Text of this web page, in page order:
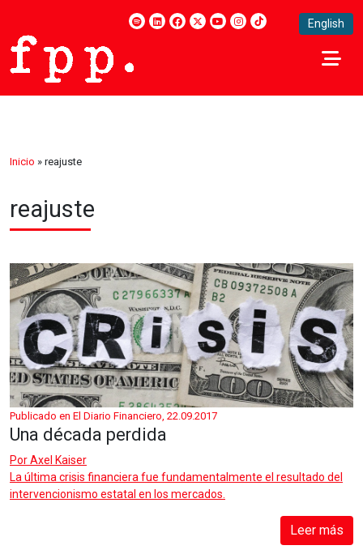
English
Inicio » reajuste
reajuste
Publicado en El Diario Financiero, 22.09.2017
Una década perdida
PorAxel Kaiser
La última crisis financiera fue fundamentalmente el resultado del
intervencionismo estatal en los mercados.
Leer más